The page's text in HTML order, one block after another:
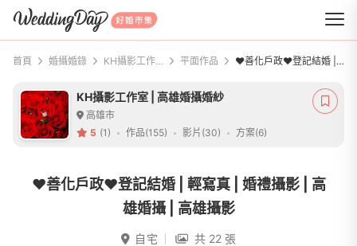
WeddingDay 好婚市集
首頁 婚攝婚錄 KH攝影工作室 | 高雄婚攝婚紗 平面作品 ❤️善化戶政❤️登記結婚 | 輕寫真 | 婚禮攝影 | 高雄婚攝 | 高雄攝影
KH攝影工作室 | 高雄婚攝婚紗
高雄市
5 (1) 作品(155) 影片(30) 方案(6)
❤️善化戶政❤️登記結婚 | 輕寫真 | 婚禮攝影 | 高
雄婚攝 | 高雄攝影
自宅 共 22 張